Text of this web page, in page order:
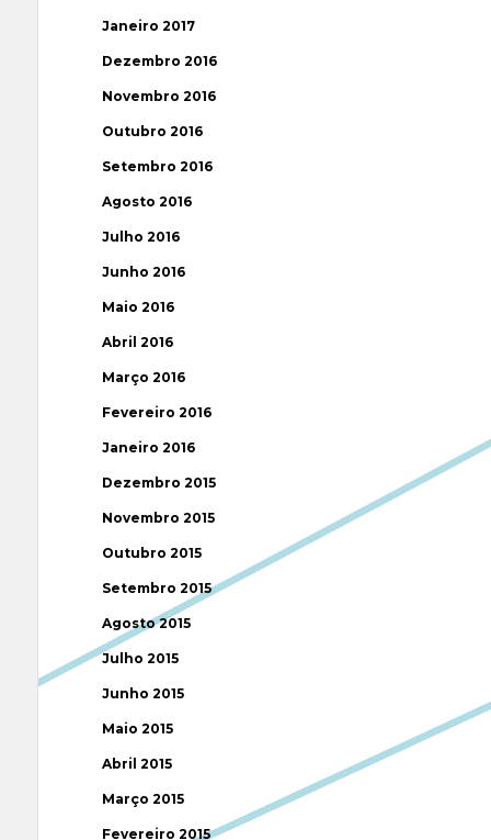
Janeiro 2017
Dezembro 2016
Novembro 2016
Outubro 2016
Setembro 2016
Agosto 2016
Julho 2016
Junho 2016
Maio 2016
Abril 2016
Março 2016
Fevereiro 2016
Janeiro 2016
Dezembro 2015
Novembro 2015
Outubro 2015
Setembro 2015
Agosto 2015
Julho 2015
Junho 2015
Maio 2015
Abril 2015
Março 2015
Fevereiro 2015